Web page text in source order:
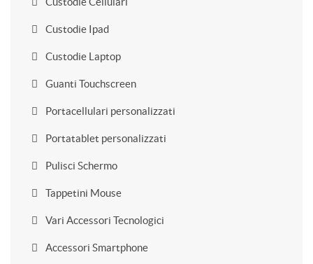
Custodie Ipad
Custodie Laptop
Guanti Touchscreen
Portacellulari personalizzati
Portatablet personalizzati
Pulisci Schermo
Tappetini Mouse
Vari Accessori Tecnologici
Accessori Smartphone